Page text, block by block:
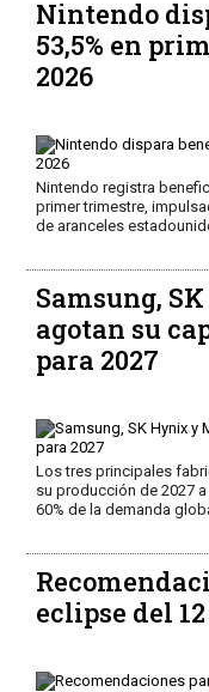
Nintendo
53,5% en
2026
Nintendo registra
primer trimestre,
de aranceles
Samsung,
agotan su
para 2027
Los tres principales
su producción de 2027
60% de la demanda
eclipse del